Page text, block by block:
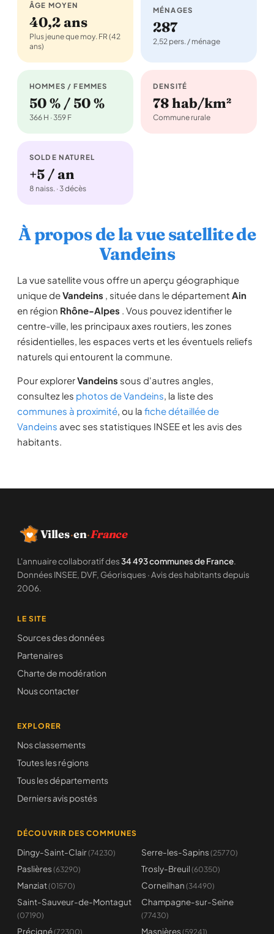
ÂGE MOYEN
40,2 ans
Plus jeune que moy. FR (42
ans)
MÉNAGES
287
2,52 pers. / ménage
HOMMES / FEMMES
50 % / 50 %
366 H · 359 F
DENSITÉ
78 hab/km²
Commune rurale
SOLDE NATUREL
+5 / an
8 naiss. · 3 décès
À propos de la vue satellite de
Vandeins
La vue satellite vous offre un aperçu géographique
unique deVandeins , située dans le département Ain
en région Rhône-Alpes . Vous pouvez identifier le
centre-ville, les principaux axes routiers, les zones
résidentielles, les espaces verts et les éventuels reliefs
naturels qui entourent la commune.
Pour explorerVandeins sous d'autres angles,
consultez les photos de Vandeins, la liste des
communes à proximité, ou la fiche détaillée de
Vandeins avec ses statistiques INSEE et les avis des
habitants.
Villes·en·France
L'annuaire collaboratif des34 493 communes de France.
Données INSEE, DVF, Géorisques · Avis des habitants depuis
2006.
LE SITE
Sources des données
Partenaires
Charte de modération
Nous contacter
EXPLORER
Nos classements
Toutes les régions
Tous les départements
Derniers avis postés
DÉCOUVRIR DES COMMUNES
Dingy-Saint-Clair(74230) Serre-les-Sapins (25770)
Paslières (63290) Trosly-Breuil (60350)
Manziat(01570) Corneilhan (34490)
Saint-Sauveur-de-Montagut
(07190)
Champagne-sur-Seine
(77430)
Précigné(72300) Masnières (59241)